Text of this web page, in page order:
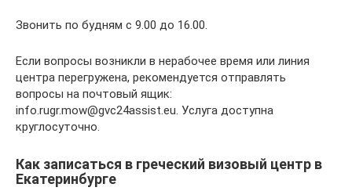
Звонить по будням с 9.00 до 16.00.
Если вопросы возникли в нерабочее время или линия
центра перегружена, рекомендуется отправлять
вопросы на почтовый ящик:
info.rugr.mow@gvc24assist.eu. Услуга доступна
круглосуточно.
Как записаться в греческий визовый центр в
Екатеринбурге